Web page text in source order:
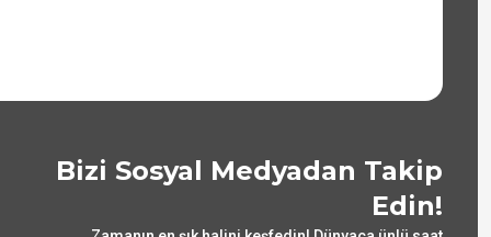
Bizi Sosyal Medyadan Takip
Edin!